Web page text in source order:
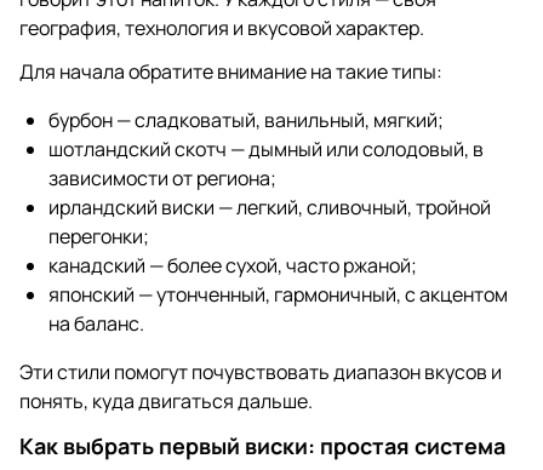
география, технология и вкусовой характер.
Для начала обратите внимание на такие типы:
бурбон — сладковатый, ванильный, мягкий;
шотландский скотч — дымный или солодовый, в
зависимости от региона;
ирландский виски — легкий, сливочный, тройной
перегонки;
канадский — более сухой, часто ржаной;
японский — утонченный, гармоничный, с акцентом
на баланс.
Эти стили помогут почувствовать диапазон вкусов и
понять, куда двигаться дальше.
Как выбрать первый виски: простая система